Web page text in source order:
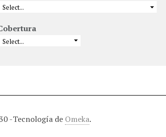
-Tecnología de Omeka.